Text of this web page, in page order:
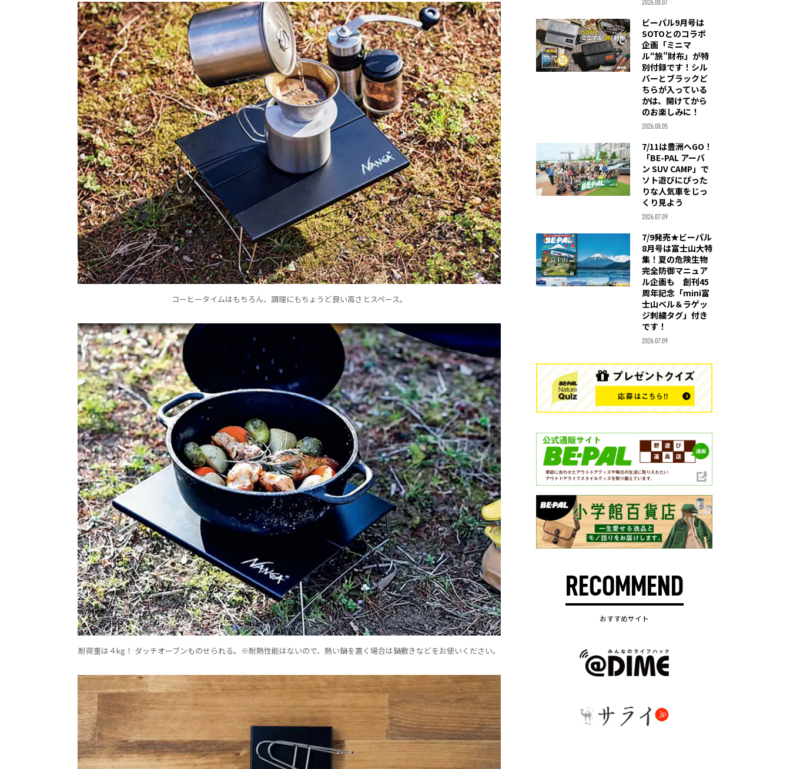
コーヒータイムはもちろん、調理にもちょうど良い高さとスペース。
耐荷重は４kg！ ダッチオーブンものせられる。※耐熱性能はないので、熱い鍋を置く場合は鍋敷きなどをお使いください。
2026.08.07
ビーパル9月号は
SOTOとのコラボ
企画「ミニマ
ル“旅”財布」が特
別付録です！シル
バーとブラックど
ちらが入っている
かは、開けてから
のお楽しみに！
2026.08.05
7/11は豊洲へGO！
「BE-PAL アーバ
ン SUV CAMP」で
ソト遊びにぴった
りな人気車をじっ
くり見よう
2026.07.09
7/9発売★ビーパル
8月号は富士山大特
集！夏の危険生物
完全防御マニュア
ル企画も 創刊45
周年記念「mini富
士山ベル＆ラゲッ
ジ刺繍タグ」付き
です！
2026.07.09
RECOMMEND
おすすめサイト